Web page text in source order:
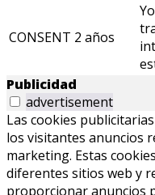
CONSENT 2 años
Publicidad
advertisement
Las cookies
los visitantes anuncios
marketing. Estas
diferentes sitios web y
proporcionar anuncios